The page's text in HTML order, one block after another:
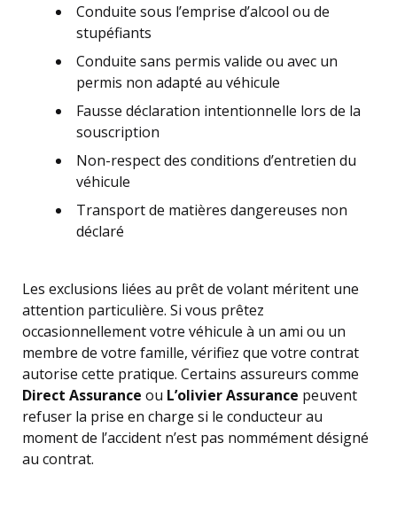
Conduite sous l’emprise d’alcool ou de
stupéfiants
Conduite sans permis valide ou avec un
permis non adapté au véhicule
Fausse déclaration intentionnelle lors de la
souscription
Non-respect des conditions d’entretien du
véhicule
Transport de matières dangereuses non
déclaré
Les exclusions liées au prêt de volant méritent une
attention particulière. Si vous prêtez
occasionnellement votre véhicule à un ami ou un
membre de votre famille, vérifiez que votre contrat
autorise cette pratique. Certains assureurs comme
Direct Assurance ou L’olivier Assurance peuvent
refuser la prise en charge si le conducteur au
moment de l’accident n’est pas nommément désigné
au contrat.